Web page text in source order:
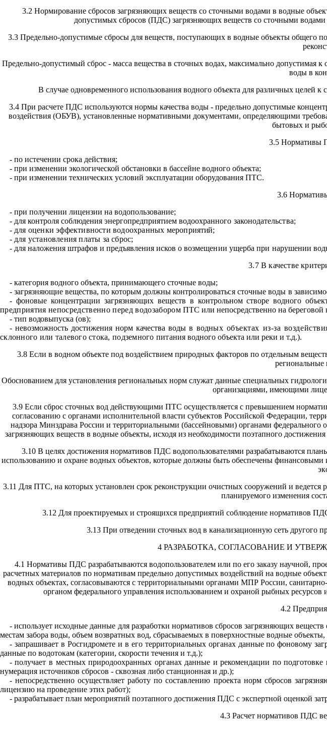
3.2 Нормирование сбросов загрязняющих веществ со сточными водами в водные
допустимых сбросов (ПДС) загрязняющих веществ со сточными
3.3 Предельно-допустимые сбросы для веществ, поступающих в водные объекты общего
Предельно-допустимый сброс - масса вещества в сточных водах, максимально допустимая
воды в
В случае одновременного использования водного объекта для различных целей
3.4 При расчете ПДС используются нормы качества воды - предельно допустимые
воздействия (ОБУВ), установленные нормативными документами, определяющими
бытовых и
3.5 Нормативы
- по истечении срока действия;
- при изменении экологической обстановки в бассейне водного объекта;
- при изменении технических условий эксплуатации оборудования ПТС.
3.6
- при получении лицензии на водопользование;
- для контроля соблюдения энергопредприятием водоохранного законодательства;
- для оценки эффективности водоохранных мероприятий;
- для установления платы за сброс;
- для наложения штрафов и предъявления исков о возмещении ущерба при нарушении
3.7 В качестве
- категория водного объекта, принимающего сточные воды;
- загрязняющие вещества, по которым должны контролироваться сточные воды в
- фоновые концентрации загрязняющих веществ в контрольном створе водного
предприятия непосредственно перед водозаборомПТС или непосредственно на береговой
- тип водовыпуска (ов);
- невозможность достижения норм качества воды в водных объектах из-за
склонного или талевого стока, подземного питания водного объекта или реки и т.д.).
3.8 Если в водном объекте под воздействием природных факторов по отдельным
региональные
Обоснованием для установления региональных норм служат данные специальных
организациями, имеющими
3.9 Если сброс сточных вод действующими ПТС осуществляется с превышением
согласованию с органами исполнительной власти субъектов Российской Федерации,
надзора Минздрава России и территориальными (бассейновыми) органами
загрязняющих веществ в водные объекты, исходя из необходимости поэтапного
3.10 В целях достижения нормативов ПДС водопользователями разрабатываются
использованию и охране водных объектов, которые должны быть обеспечены финансовыми
3.11 Для ПТС, на которых установлен срок реконструкции очистных сооружений и
планируемого изменения
3.12 Для проектируемых и строящихся предприятий соблюдение нормативов
3.13 При отведении сточных вод в канализационную сеть другого
4 РАЗРАБОТКА, СОГЛАСОВАНИЕ И
4.1 Нормативы ПДС разрабатываются водопользователем или по его заказу научной,
расчетных материалов по нормативам предельно допустимых воздействий на водные
водных объектах, согласовываются с территориальными органами МПР России,
органом федерального управления использованием и охраной рыбных
4.2
- использует исходные данные для разработки нормативов сбросов загрязняющих
местам забора воды, объем возвратных вод, сбрасываемых в поверхностные водные
- запрашивает в Росгидромете и в его территориальных органах данные по фоновому
данные по водотокам (категории, скорости течения и т.д.);
- получает в местных природоохранных органах данные и рекомендации по
нумерация источников сбросов - сквозная либо станционная и др.);
- непосредственно осуществляет работу по составлению проекта норм сбросов
лицензию на проведение этих работ);
- разрабатывает план мероприятий поэтапного достижения ПДС с экспертной оценкой
4.3 Расчет нормативов ПДС